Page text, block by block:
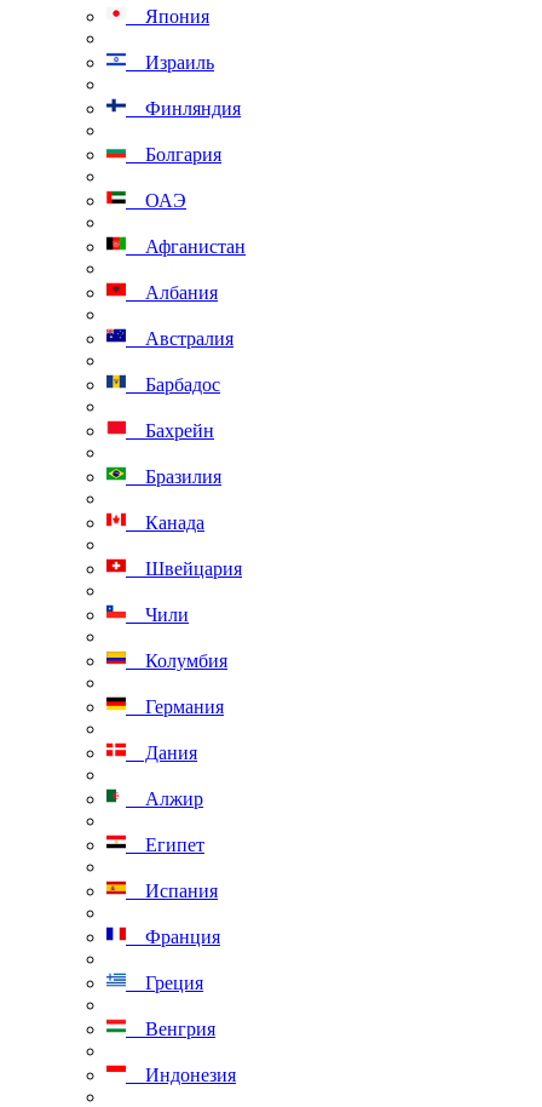
Япония
Израиль
Финляндия
Болгария
ОАЭ
Афганистан
Албания
Австралия
Барбадос
Бахрейн
Бразилия
Канада
Швейцария
Чили
Колумбия
Германия
Дания
Алжир
Египет
Испания
Франция
Греция
Венгрия
Индонезия